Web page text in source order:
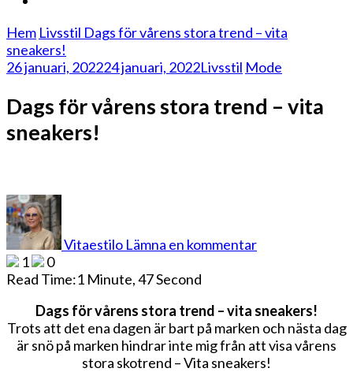
Hem Livsstil Dags för vårens stora trend – vita
sneakers!
26 januari, 202224 januari, 2022Livsstil Mode
Dags för vårens stora trend – vita
sneakers!
Vitaestilo Lämna en kommentar
vårens
–
vita
sneakers!
1
0
Read Time:1 Minute, 47 Second
Dags för vårens stora trend – vita sneakers!
Trots att det ena dagen är bart på marken och nästa dag
är snö på marken hindrar inte mig från att visa vårens
stora skotrend – Vita sneakers!